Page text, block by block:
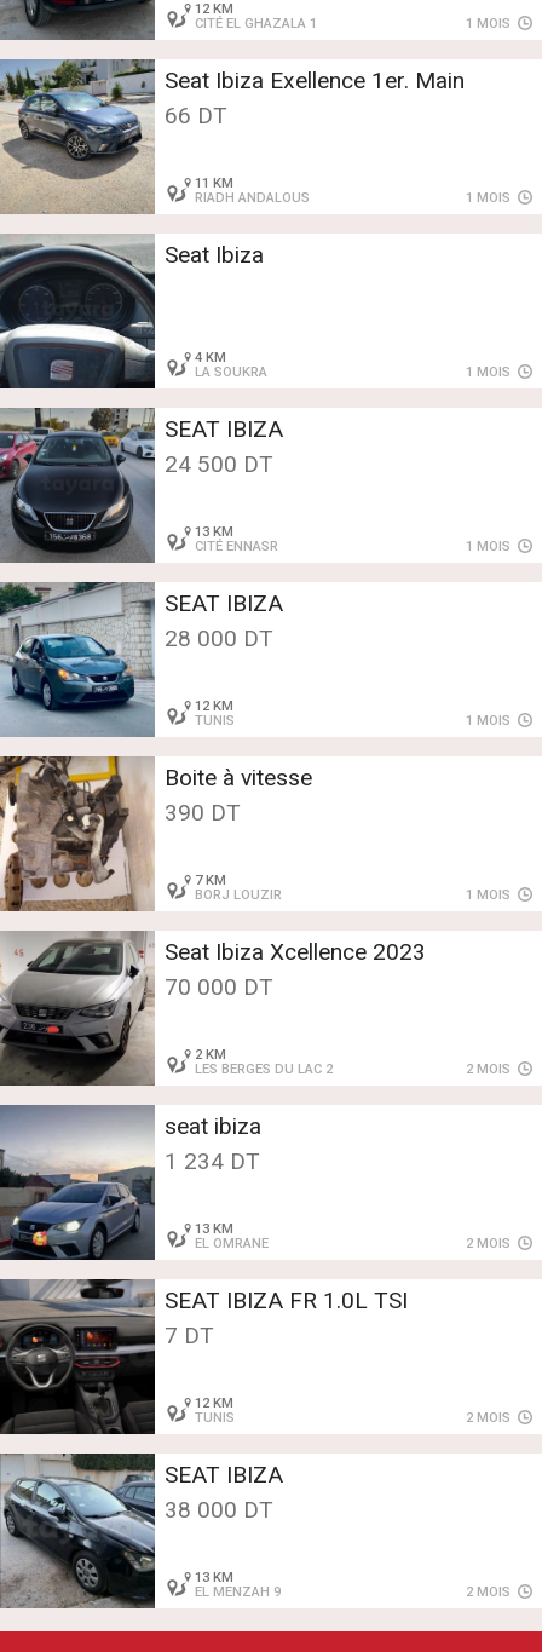
12 KM
CITÉ EL GHAZALA 1
1 MOIS
Seat Ibiza Exellence 1er. Main
66 DT
11 KM
RIADH ANDALOUS
1 MOIS
Seat Ibiza
4 KM
LA SOUKRA
1 MOIS
SEAT IBIZA
24 500 DT
13 KM
CITÉ ENNASR
1 MOIS
SEAT IBIZA
28 000 DT
12 KM
TUNIS
1 MOIS
Boite à vitesse
390 DT
7 KM
BORJ LOUZIR
1 MOIS
Seat Ibiza Xcellence 2023
70 000 DT
2 KM
LES BERGES DU LAC 2
2 MOIS
seat ibiza
1 234 DT
13 KM
EL OMRANE
2 MOIS
SEAT IBIZA FR 1.0L TSI
7 DT
12 KM
TUNIS
2 MOIS
SEAT IBIZA
38 000 DT
13 KM
EL MENZAH 9
2 MOIS